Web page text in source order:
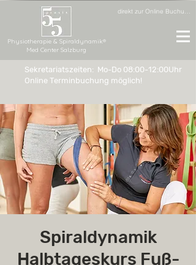
direkt zur Online Buchung
Physiotherapie & Spiraldynamik®
Med Center Salzburg
Sekretariatszeiten: Mo-Do 08:00-12:00Uhr
Online Terminbuchung möglich!
Spiraldynamik
Halbtageskurs Fuß-